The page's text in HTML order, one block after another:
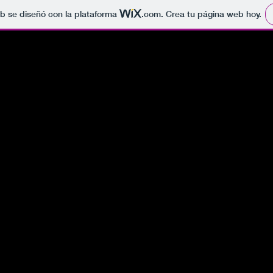
se diseñó con la plataforma .com. Crea tu página web hoy.